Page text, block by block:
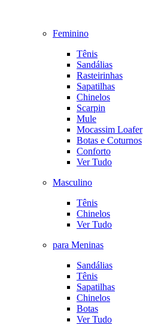
Feminino
Tênis
Sandálias
Rasteirinhas
Sapatilhas
Chinelos
Scarpin
Mule
Mocassim Loafer
Botas e Coturnos
Conforto
Ver Tudo
Masculino
Tênis
Chinelos
Ver Tudo
para Meninas
Sandálias
Tênis
Sapatilhas
Chinelos
Botas
Ver Tudo